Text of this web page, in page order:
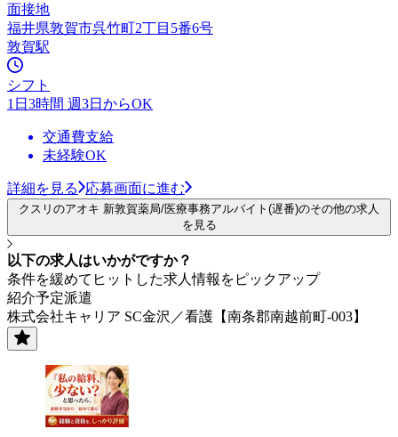
面接地
福井県敦賀市呉竹町2丁目5番6号
敦賀駅
シフト
1日3時間 週3日からOK
交通費支給
未経験OK
詳細を見る 応募画面に進む
クスリのアオキ 新敦賀薬局/医療事務アルバイト(遅番)のその他の求人
を見る
以下の求人はいかがですか？
条件を緩めてヒットした求人情報をピックアップ
紹介予定派遣
株式会社キャリア SC金沢／看護【南条郡南越前町-003】